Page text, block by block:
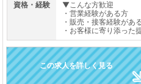
資格・経験
▼こんな方歓迎
・営業経験がある方
・販売・接客経験があ
・お客様に寄り添った
この求人を詳しく見る